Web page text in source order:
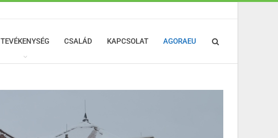
TEVÉKENYSÉG CSALÁD KAPCSOLAT AGORAEU